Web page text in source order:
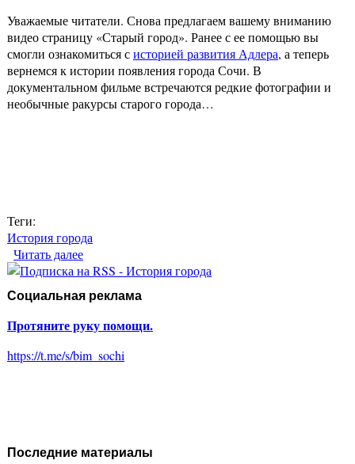
Уважаемые читатели. Снова предлагаем вашему вниманию
видео страницу «Старый город». Ранее с ее помощью вы
смогли ознакомиться систорией развития Адлера, а теперь
вернемся к истории появления города Сочи. В
документальном фильме встречаются редкие фотографии и
необычные ракурсы старого города…
Теги:
История города
Читать далее
Социальная реклама
Протяните руку помощи.
https://t.me/s/bim_sochi
Последние материалы